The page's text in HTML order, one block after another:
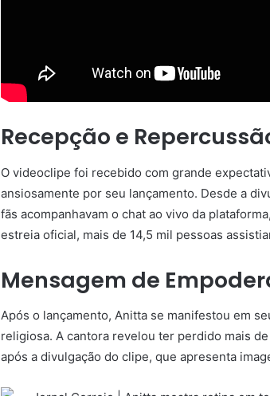
Recepção e
O videoclipe foi recebido com grande
ansiosamente por seu lançamento. Desde a
fãs acompanhavam o chat ao vivo da
estreia oficial, mais de 14,5 mil pessoas
Mensagem de
Após o lançamento, Anitta se manifestou em
religiosa. A cantora revelou ter perdido mais
após a divulgação do clipe, que apresenta